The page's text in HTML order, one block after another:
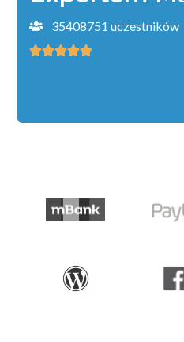
35408751 uczestników
